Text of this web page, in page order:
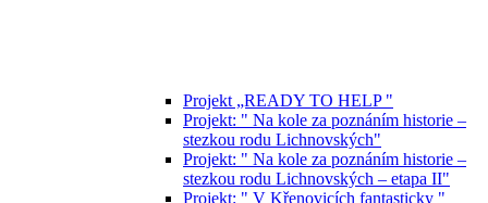
Projekt „READY TO HELP "
Projekt: " Na kole za poznáním historie –
stezkou rodu Lichnovských"
Projekt: " Na kole za poznáním historie –
stezkou rodu Lichnovských – etapa II"
Projekt: " V Křenovicích fantasticky "